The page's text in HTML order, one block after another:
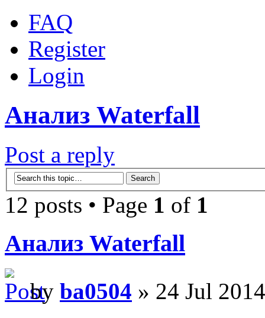
FAQ
Register
Login
Анализ Waterfall
Post a reply
12 posts • Page 1 of 1
Анализ Waterfall
by ba0504 » 24 Jul